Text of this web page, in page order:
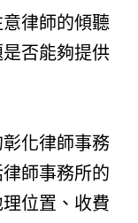
律師的傾聽
否能夠提供
化律師事務
師事務所的
位置、收費